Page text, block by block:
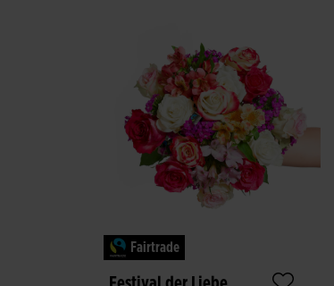
Fairtrade